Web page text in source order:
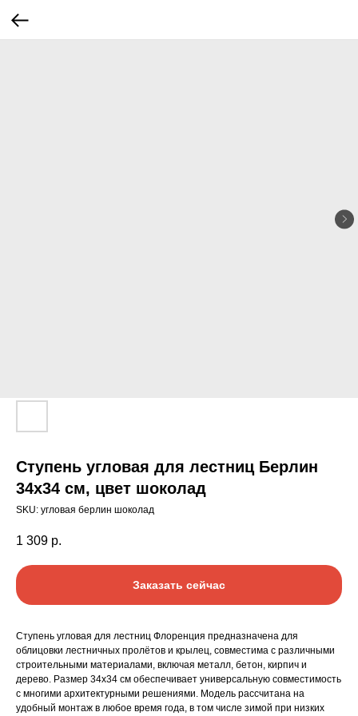
Ступень угловая для лестниц Берлин
34х34 см, цвет шоколад
SKU: угловая берлин шоколад
1 309 р.
Заказать сейчас
Ступень угловая для лестниц Флоренция предназначена для
облицовки лестничных пролётов и крылец, совместима с различными
строительными материалами, включая металл, бетон, кирпич и
дерево. Размер 34х34 см обеспечивает универсальную совместимость
с многими архитектурными решениями. Модель рассчитана на
удобный монтаж в любое время года, в том числе зимой при низких